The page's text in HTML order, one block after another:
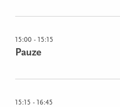
15:00 - 15:15
Pauze
15:15 - 16:45